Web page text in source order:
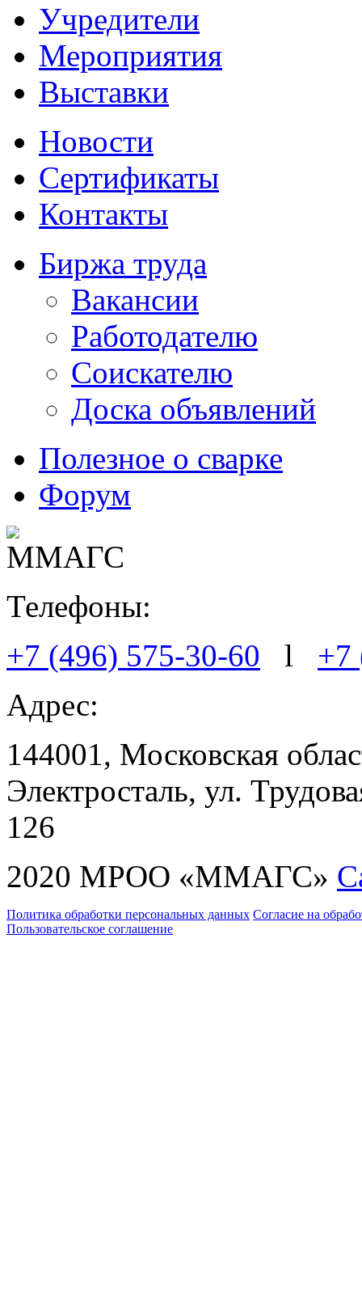
Учредители
Мероприятия
Выставки
Новости
Сертификаты
Контакты
Биржа труда
Вакансии
Работодателю
Соискателю
Доска объявлений
Полезное о сварке
Форум
Телефоны:
+7 (496) 575-30-60 l +7
Адрес:
144001, Московская
Электросталь, ул.
126
2020 МРОО «ММАГС»
Политика обработки персональных данных Согласие на
Пользовательское соглашение